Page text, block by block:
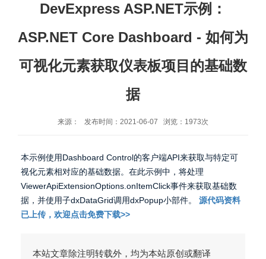
DevExpress ASP.NET示例：
ASP.NET Core Dashboard - 如何为
可视化元素获取仪表板项目的基础数
据
来源： 发布时间：2021-06-07 浏览：1973次
本示例使用Dashboard Control的客户端API来获取与特定可
视化元素相对应的基础数据。在此示例中，将处理
ViewerApiExtensionOptions.onItemClick事件来获取基础数
据，并使用子dxDataGrid调用dxPopup小部件。 源代码资料
已上传，欢迎点击免费下载>>
本站文章除注明转载外，均为本站原创或翻译